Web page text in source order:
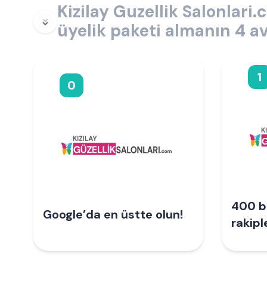
Kizilay Guzellik
üyelik paketi almanın 4
0
Google’da en üstte olun!
1
400